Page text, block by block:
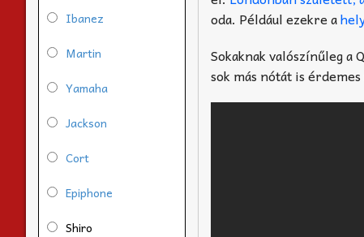
oda. Például ezekre a
Sokaknak valószínűleg a
sok más nótát is
Ibanez
Martin
Yamaha
Jackson
Cort
Epiphone
Shiro